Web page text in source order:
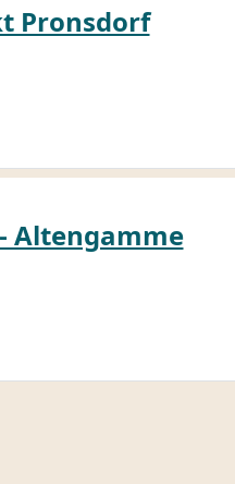
Pronsdorf
Altengamme